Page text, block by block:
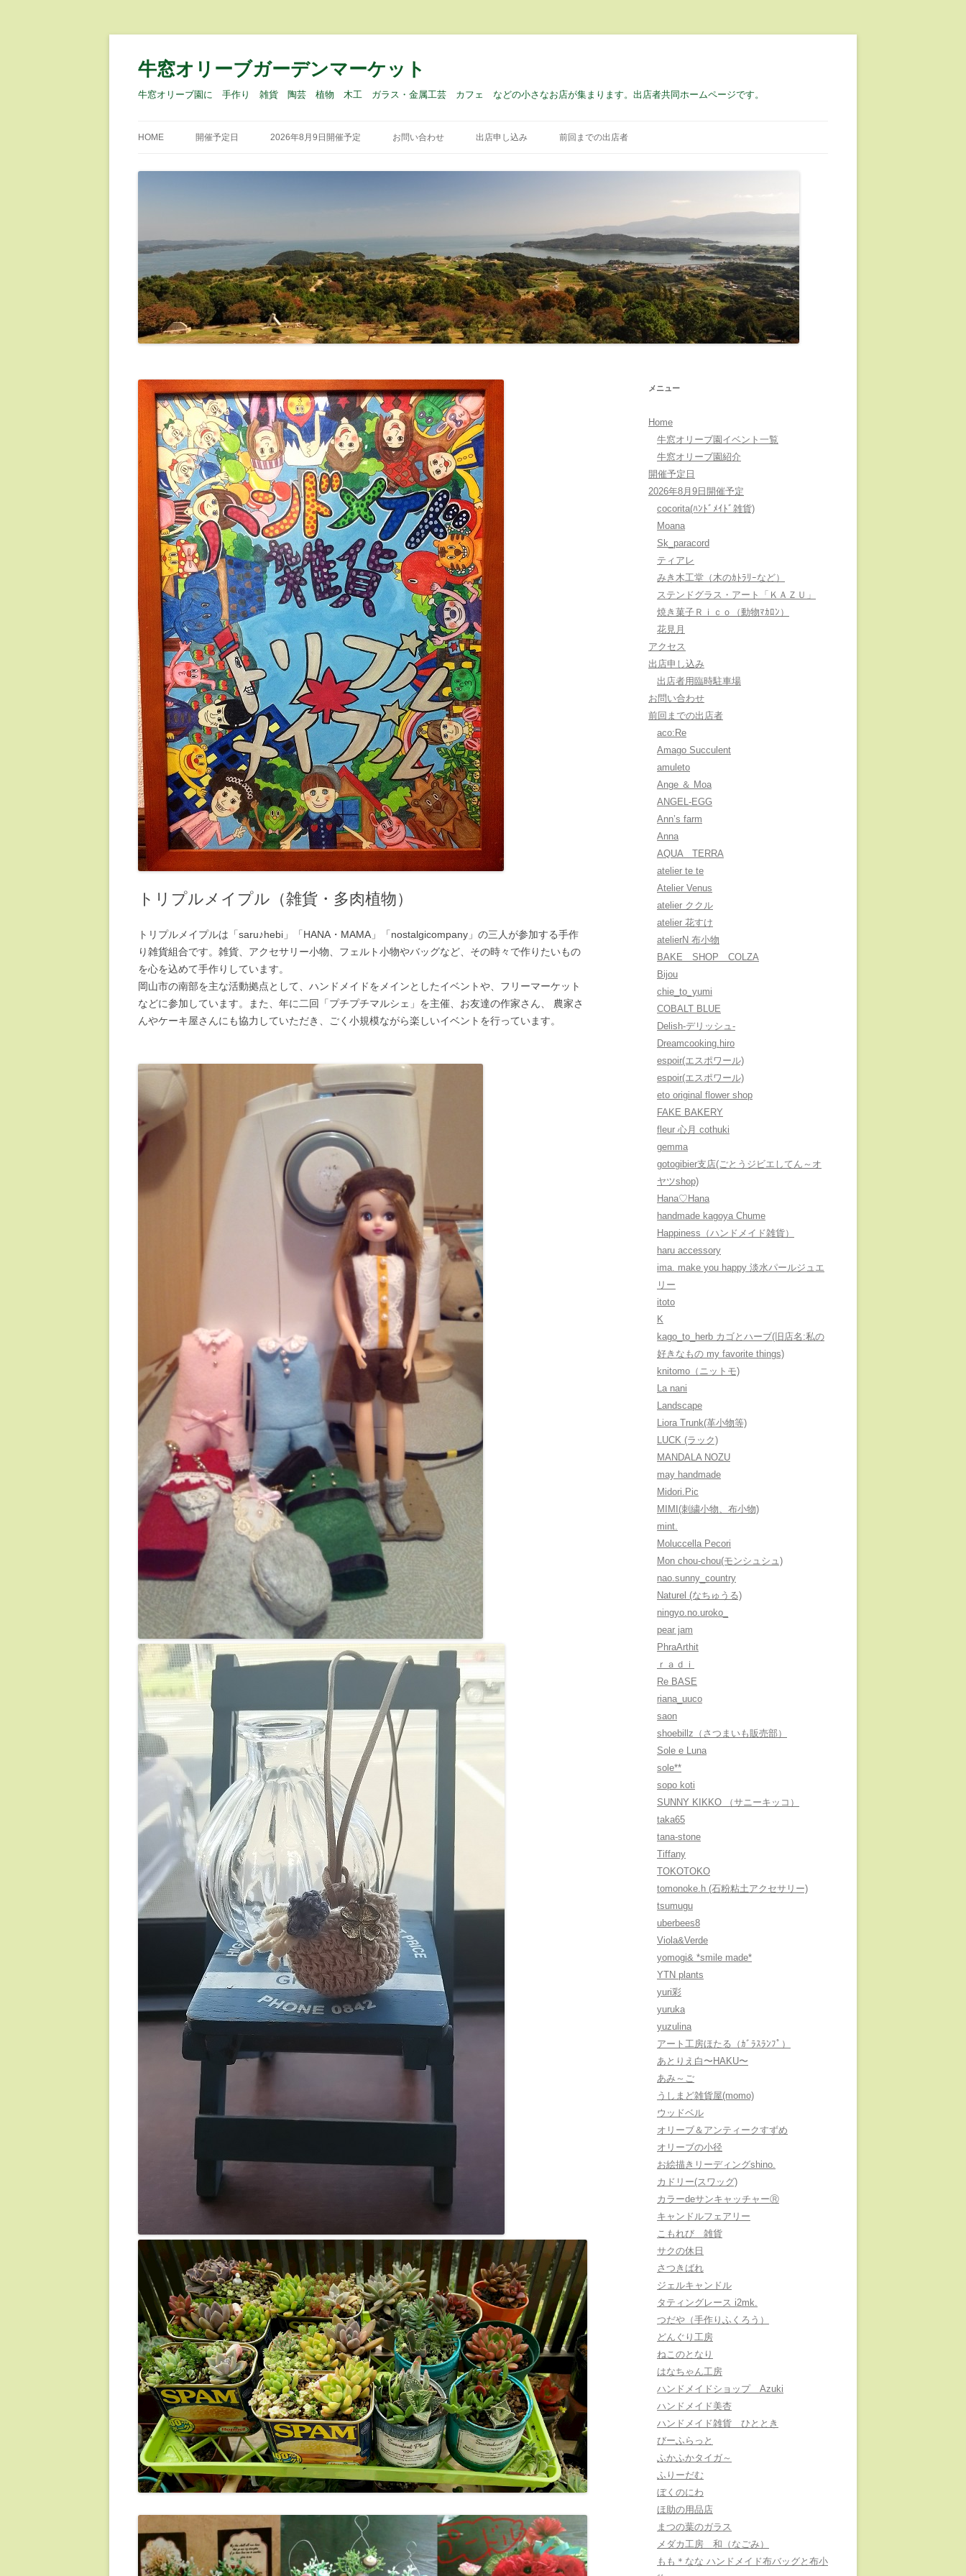
牛窓オリーブガーデンマーケット
牛窓オリーブ園に 手作り 雑貨 陶芸 植物 木工 ガラス・金属工芸 カフェ などの小さなお店が集まります。出店者共同ホームページです。
ン
HOME 開催予定日 2026年8月9日開催予定 お問い合わせ 出店申し込み 前回までの出店者
トリプルメイプル（雑貨・多肉植物）
トリプルメイプルは「saru♪hebi」「HANA・MAMA」「nostalgicompany」の三人が参加する手作
り雑貨組合です。雑貨、アクセサリー小物、フェルト小物やバッグなど、その時々で作りたいもの
を心を込めて手作りしています。
岡山市の南部を主な活動拠点として、ハンドメイドをメインとしたイベントや、フリーマーケット
などに参加しています。また、年に二回「プチプチマルシェ」を主催、お友達の作家さん、 農家さ
んやケーキ屋さんにも協力していただき、ごく小規模ながら楽しいイベントを行っています。
メニュー
Home
牛窓オリーブ園イベント一覧
牛窓オリーブ園紹介
開催予定日
2026年8月9日開催予定
cocorita(ﾊﾝﾄﾞﾒｲﾄﾞ雑貨)
Moana
Sk_paracord
ティアレ
みき木工堂（木のｶﾄﾗﾘｰなど）
ステンドグラス・アート「ＫＡＺＵ」
焼き菓子Ｒｉｃｏ（動物ﾏｶﾛﾝ）
花見月
アクセス
出店申し込み
出店者用臨時駐車場
お問い合わせ
前回までの出店者
aco:Re
Amago Succulent
amuleto
Ange ＆ Moa
ANGEL-EGG
Ann’s farm
Anna
AQUA TERRA
atelier te te
Atelier Venus
atelier ククル
atelier 花すけ
atelierN 布小物
BAKE SHOP COLZA
Bijou
chie_to_yumi
COBALT BLUE
Delish-デリッシュ-
Dreamcooking.hiro
espoir(エスポワール)
espoir(エスポワール)
eto original flower shop
FAKE BAKERY
fleur 心月 cothuki
gemma
gotogibier支店(ごとうジビエしてん～オ
ヤツshop)
Hana♡Hana
handmade kagoya Chume
Happiness（ハンドメイド雑貨）
haru accessory
ima. make you happy 淡水パールジュエ
リー
itoto
K
kago_to_herb カゴとハーブ(旧店名:私の
好きなもの my favorite things)
knitomo（ニットモ)
La nani
Landscape
Liora Trunk(革小物等)
LUCK (ラック)
MANDALA NOZU
may handmade
Midori.Pic
MIMI(刺繍小物、布小物)
mint.
Moluccella Pecori
Mon chou-chou(モンシュシュ)
nao.sunny_country
Naturel (なちゅうる)
ningyo.no.uroko_
pear jam
PhraArthit
ｒａｄｉ
Re BASE
riana_uuco
saon
shoebillz（さつまいも販売部）
Sole e Luna
sole**
sopo koti
SUNNY KIKKO （サニーキッコ）
taka65
tana-stone
Tiffany
TOKOTOKO
tomonoke.h (石粉粘土アクセサリー)
tsumugu
uberbees8
Viola&Verde
yomogi& *smile made*
YTN plants
yuri彩
yuruka
yuzulina
アート工房ほたる（ｶﾞﾗｽﾗﾝﾌﾟ）
あとりえ白〜HAKU〜
あみ～ご
うしまど雑貨屋(momo)
ウッドベル
オリーブ＆アンティークすずめ
オリーブの小径
お絵描きリーディングshino.
カドリー(スワッグ)
カラーdeサンキャッチャーⓇ
キャンドルフェアリー
こもれび 雑貨
サクの休日
さつきばれ
ジェルキャンドル
タティングレース i2mk.
つだや（手作りふくろう）
どんぐり工房
ねこのとなり
はなちゃん工房
ハンドメイドショップ Azuki
ハンドメイド美杏
ハンドメイド雑貨 ひととき
びーふらっと
ふかふかタイガ～
ふりーだむ
ぼくのにわ
ほ助の用品店
まつの葉のガラス
メダカ工房 和（なごみ）
もも＊なな ハンドメイド布バッグと布小